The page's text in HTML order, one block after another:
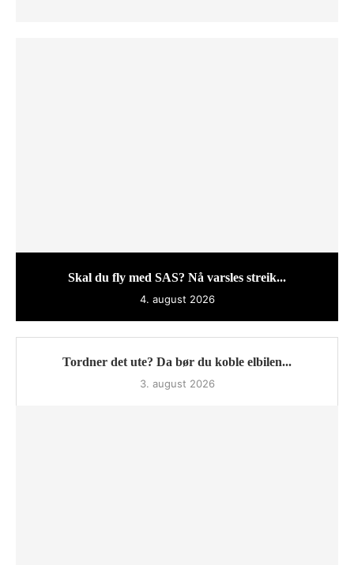
Skal du fly med SAS? Nå varsles streik...
4. august 2026
Tordner det ute? Da bør du koble elbilen...
3. august 2026